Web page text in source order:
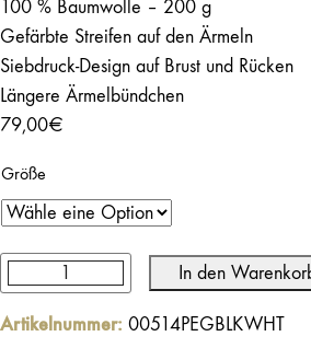
100 % Baumwolle – 200 g
Gefärbte Streifen auf den Ärmeln
Siebdruck-Design auf Brust und Rücken
Längere Ärmelbündchen
79,00€
Größe
Pegasus
Langarmshirt
In den
Artikelnummer: 00514PEGBLKWHT